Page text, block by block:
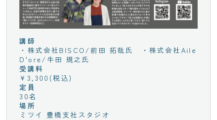
講師
・株式会社BISCO/前田 拓哉氏 ・株式会社Aile
D'ore/牛田 規之氏
受講料
¥3,300(税込)
定員
30名
場所
ミツイ 豊橋支社スタジオ